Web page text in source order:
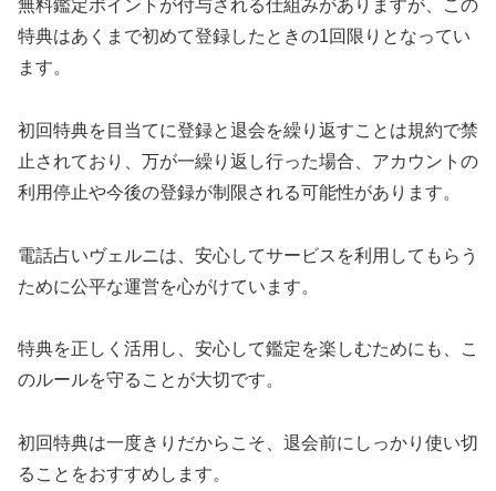
無料鑑定ポイントが付与される仕組みがありますが、この
特典はあくまで初めて登録したときの1回限りとなってい
ます。
初回特典を目当てに登録と退会を繰り返すことは規約で禁
止されており、万が一繰り返し行った場合、アカウントの
利用停止や今後の登録が制限される可能性があります。
電話占いヴェルニは、安心してサービスを利用してもらう
ために公平な運営を心がけています。
特典を正しく活用し、安心して鑑定を楽しむためにも、こ
のルールを守ることが大切です。
初回特典は一度きりだからこそ、退会前にしっかり使い切
ることをおすすめします。